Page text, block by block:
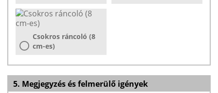
Csokros ráncoló (8
cm-es)
5. Megjegyzés és felmerülő igények